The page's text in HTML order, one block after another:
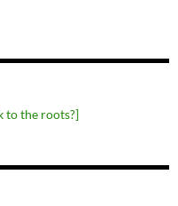
to the roots?]